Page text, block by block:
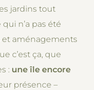
jardins tout
n’a pas été
et aménagements
c’est ça, que
: une île encore
présence –